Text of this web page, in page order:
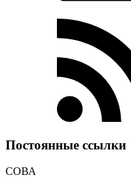
Постоянные ссылки
СОВА